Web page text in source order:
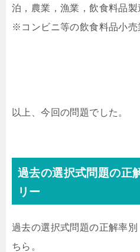
泊，農業，漁業，飲食料品製
※コンビニ等の飲食料品小売
以上、今回の問題でした。
過去の選択式問題の正
リー
過去の選択式問題の正解率
ちら。